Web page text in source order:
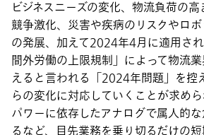
ビジネスニーズの変化、物流負荷の
競争激化、災害や疾病のリスクやロ
の発展、加えて2024年4月に適用さ
間外労働の上限規制」によって物流
えると言われる「2024年問題」を控
らの変化に対応していくことが求め
パワーに依存したアナログで属人的
るなど、目先業務を乗り切るだけの